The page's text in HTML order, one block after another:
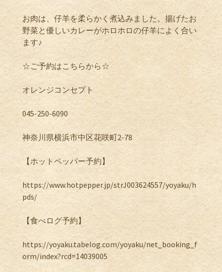
お肉は、仔羊を柔らかく煮込みました。揚げたお
野菜と優しいカレーがホロホロの仔羊によく合い
ます♪
☆ご予約はこちらから☆
オレンジコンセプト
045-250-6090
神奈川県横浜市中区花咲町2-78
【ホットペッパー予約】
https://www.hotpepper.jp/strJ003624557/yoyaku/h
pds/
【食べログ予約】
https://yoyaku.tabelog.com/yoyaku/net_booking_f
orm/index?rcd=14039005